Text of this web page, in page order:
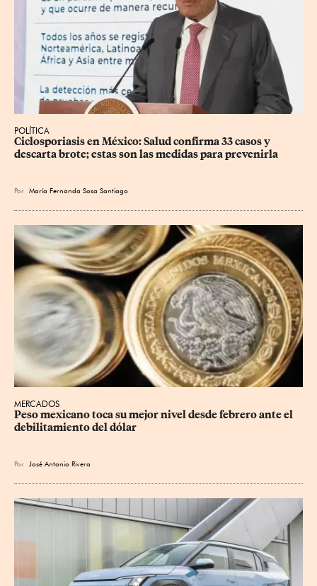
POLÍTICA
Ciclosporiasis en México: Salud confirma 33 casos y
descarta brote; estas son las medidas para prevenirla
Por María Fernanda Sosa Santiago
MERCADOS
Peso mexicano toca su mejor nivel desde febrero ante el
debilitamiento del dólar
Por José Antonio Rivera